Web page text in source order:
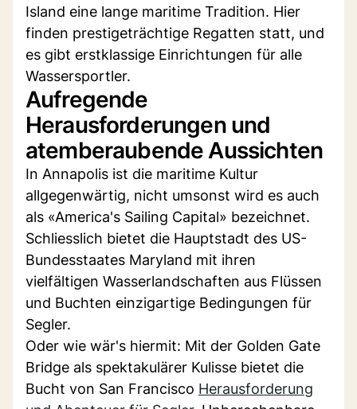
Island eine lange maritime Tradition. Hier
finden prestigeträchtige Regatten statt, und
es gibt erstklassige Einrichtungen für alle
Wassersportler.
Aufregende
Herausforderungen und
atemberaubende Aussichten
In Annapolis ist die maritime Kultur
allgegenwärtig, nicht umsonst wird es auch
als «America's Sailing Capital» bezeichnet.
Schliesslich bietet die Hauptstadt des US-
Bundesstaates Maryland mit ihren
vielfältigen Wasserlandschaften aus Flüssen
und Buchten einzigartige Bedingungen für
Segler.
Oder wie wär's hiermit: Mit der Golden Gate
Bridge als spektakulärer Kulisse bietet die
Bucht von San Francisco Herausforderung